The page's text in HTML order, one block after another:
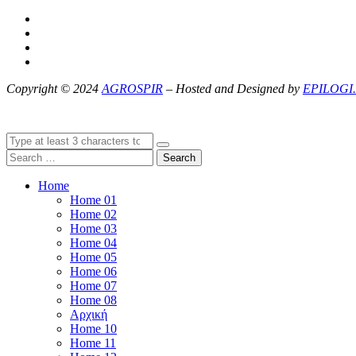
Copyright © 2024 AGROSPIR – Hosted and Designed by
Search
Home
Home 01
Home 02
Home 03
Home 04
Home 05
Home 06
Home 07
Home 08
Αρχική
Home 10
Home 11